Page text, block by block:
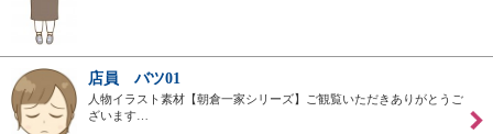
店員 バツ01
人物イラスト素材【朝倉一家シリーズ】ご観覧いただきありがとうご
ざいます…